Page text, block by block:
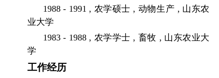
1988 - 1991 , 农学硕士 , 动物生产 , 山东农
业大学
1983 - 1988 , 农学学士 , 畜牧 , 山东农业大
学
工作经历